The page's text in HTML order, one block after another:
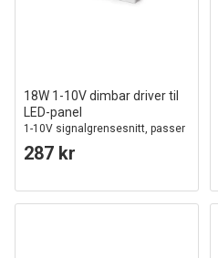
18W 1-10V dimbar driver til
LED-panel
1-10V signalgrensesnitt, passer
til våre 18W LED-paneler
287 kr